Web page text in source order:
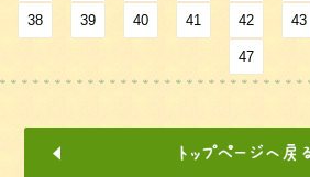
38 39 40 41 42 43
47